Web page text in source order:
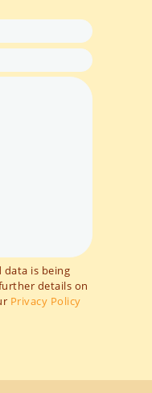
is being
details on
Privacy Policy